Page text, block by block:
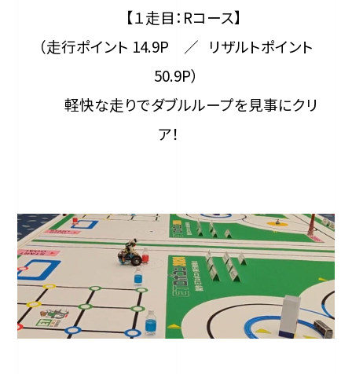
【１走目：Rコース】
（走行ポイント 14.9P ／ リザルトポイント
50.9P）
軽快な走りでダブルループを見事にクリ
ア！